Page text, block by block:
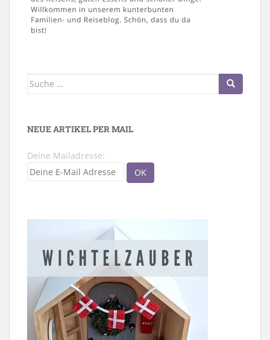
Suche
NEUE ARTIKEL PER MAIL
Deine Mailadresse: